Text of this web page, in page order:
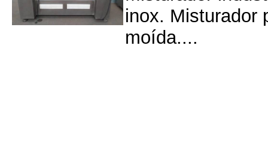
inox. Misturador
moída....